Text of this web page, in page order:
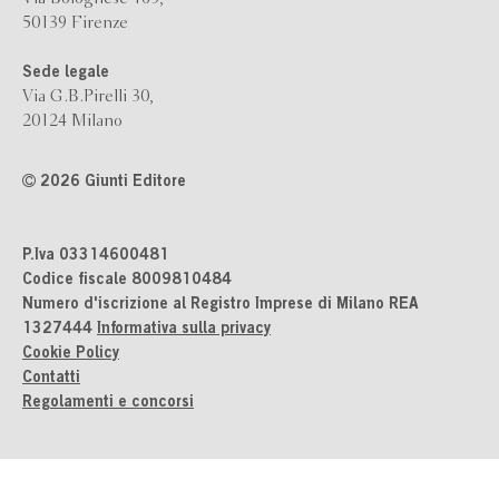
50139 Firenze
Sede legale
Via G.B.Pirelli 30,
20124 Milano
2026 Giunti Editore
P.Iva 03314600481
Codice fiscale 8009810484
Numero d'iscrizione al Registro Imprese di Milano REA
1327444 Informativa sulla privacy
Cookie Policy
Contatti
Regolamenti e concorsi